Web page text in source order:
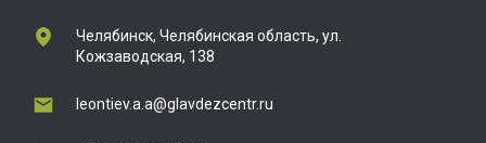
Челябинск, Челябинская область, ул.
Кожзаводская, 138
leontiev.a.a@glavdezcentr.ru